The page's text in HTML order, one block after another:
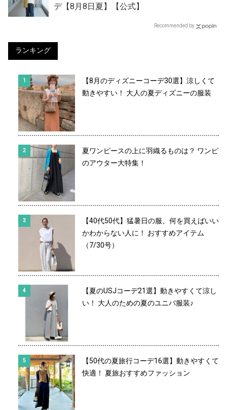
デ【8月8日夏】【公式】
Recommended by
ランキング
【8月のディズニーコーデ30選】涼しくて
動きやすい！ 大人の夏ディズニーの服装
夏ワンピースの上に羽織るものは？ ワンピ
のアウター大特集！
【40代50代】猛暑日の服、何を買えばいい
かわからない人に！ おすすめアイテム
（7/30号）
【夏のUSJコーデ21選】動きやすくて涼し
い！ 大人のための夏のユニバ服装♪
【50代の夏旅行コーデ16選】動きやすくて
快適！ 夏旅おすすめファッション